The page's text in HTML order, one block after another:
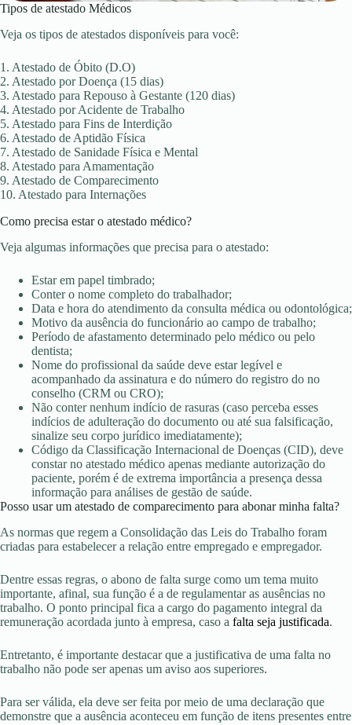
Tipos de atestado Médicos
Veja os tipos de atestados disponíveis para você:
1. Atestado de Óbito (D.O)
2. Atestado por Doença (15 dias)
3. Atestado para Repouso à Gestante (120 dias)
4. Atestado por Acidente de Trabalho
5. Atestado para Fins de Interdição
6. Atestado de Aptidão Física
7. Atestado de Sanidade Física e Mental
8. Atestado para Amamentação
9. Atestado de Comparecimento
10. Atestado para Internações
Como precisa estar o atestado médico?
Veja algumas informações que precisa para o atestado:
Estar em papel timbrado;
Conter o nome completo do trabalhador;
Data e hora do atendimento da consulta médica ou odontológica;
Motivo da ausência do funcionário ao campo de trabalho;
Período de afastamento determinado pelo médico ou pelo
dentista;
Nome do profissional da saúde deve estar legível e
acompanhado da assinatura e do número do registro do no
conselho (CRM ou CRO);
Não conter nenhum indício de rasuras (caso perceba esses
indícios de adulteração do documento ou até sua falsificação,
sinalize seu corpo jurídico imediatamente);
Código da Classificação Internacional de Doenças (CID), deve
constar no atestado médico apenas mediante autorização do
paciente, porém é de extrema importância a presença dessa
informação para análises de gestão de saúde.
Posso usar um atestado de comparecimento para abonar minha falta?
As normas que regem a Consolidação das Leis do Trabalho foram
criadas para estabelecer a relação entre empregado e empregador.
Dentre essas regras, o abono de falta surge como um tema muito
importante, afinal, sua função é a de regulamentar as ausências no
trabalho. O ponto principal fica a cargo do pagamento integral da
remuneração acordada junto à empresa, caso a falta seja justificada.
Entretanto, é importante destacar que a justificativa de uma falta no
trabalho não pode ser apenas um aviso aos superiores.
Para ser válida, ela deve ser feita por meio de uma declaração que
demonstre que a ausência aconteceu em função de itens presentes entre